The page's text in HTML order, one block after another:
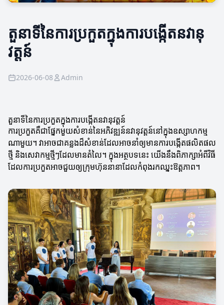
តួនាទីនៃការប្រកួតក្នុងការបង្កើតនវានុ
វត្តន៍
2026-06-08 Admin
តួនាទីនៃការប្រកួតក្នុងការបង្កើតនវានុវត្តន៍
ការប្រកួតគឺជាផ្នែកមួយសំខាន់នៃអភិវឌ្ឍន៍នវានុវត្តន៍នៅក្នុងឧស្សាហកម្ម
ណាមួយ។ វាអាចជាគន្លងដ៏សំខាន់ដែលអាចនាំឲ្យមានការបង្កើតផលិតផល
ថ្មី និងសេវាកម្មថ្មីៗដែលមានតំលៃ។ ក្នុងអត្ថបទនេះ យើងនឹងពិភាក្សាអំពីវិធី
ដែលការប្រកួតអាចជួយឲ្យក្រុមហ៊ុននានាដែលកំពុងរកឈ្នះឱត្តភាព។